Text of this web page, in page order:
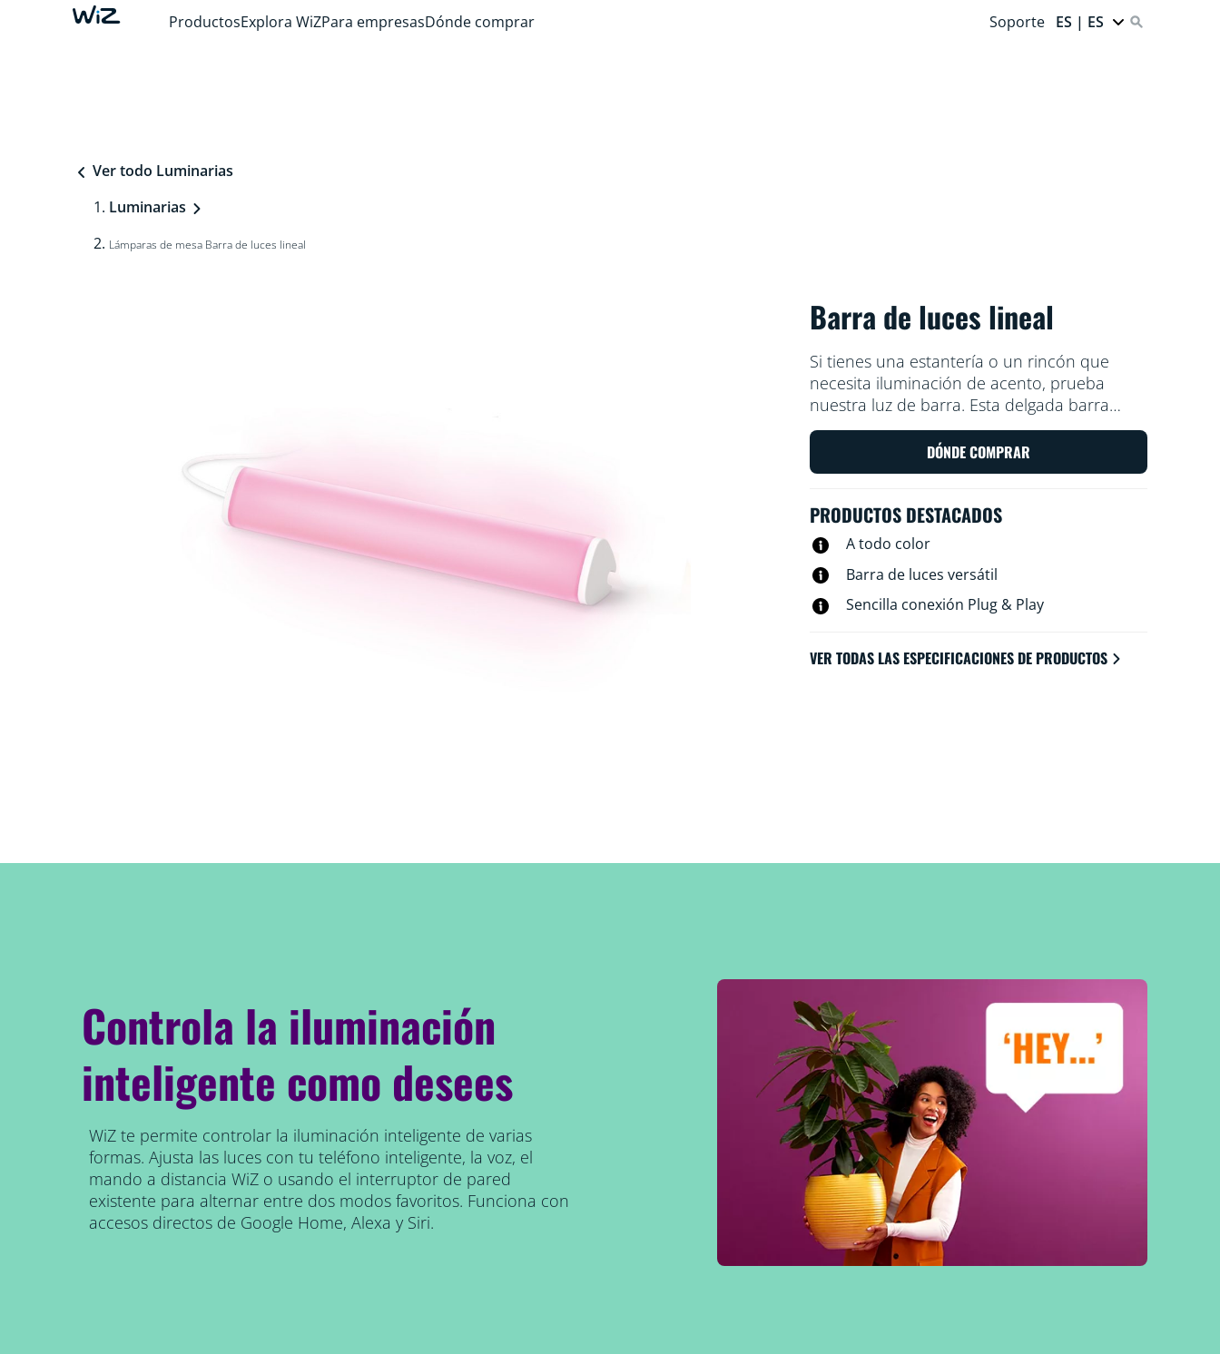
ProductosExplora WiZPara empresasDónde comprar Soporte ES | ES
Ver todo Luminarias
Luminarias
Lámparas de mesa Barra de luces lineal
Barra de luces lineal
Si tienes una estantería o un rincón que
necesita iluminación de acento, prueba
nuestra luz de barra. Esta delgada barra
irradia muchos colores y es fácil de colocar
en espacios pequeños. Basta con inclinarla
sobre uno de sus lados para ajustar el
más larga? Conecta una segunda barra para
duplicar el efecto.
DÓNDE COMPRAR
PRODUCTOS DESTACADOS
A todo color
Barra de luces versátil
Sencilla conexión Plug & Play
VER TODAS LAS ESPECIFICACIONES DE PRODUCTOS
Controla la iluminación
inteligente como desees
WiZ te permite controlar la iluminación inteligente de varias
formas. Ajusta las luces con tu teléfono inteligente, la voz, el
mando a distancia WiZ o usando el interruptor de pared
existente para alternar entre dos modos favoritos. Funciona con
accesos directos de Google Home, Alexa y Siri.